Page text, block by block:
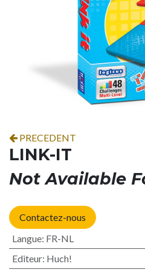
PRECEDENT
LINK-IT
Not Available
Contactez-nous
Langue: FR-NL
Editeur: Huch!